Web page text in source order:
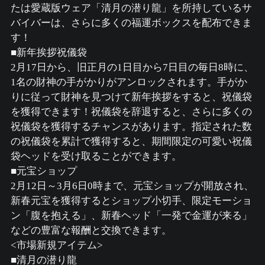
たは愛蔵版ウェア「清月の潜り龍」を所持しているサ
バイバーは、さらに多くの福運ボックスを配布できま
す！
■新年挨拶祝儀袋
2月17日から、旧正月の1日目から7日目の毎日8時に、
1名の財神の手がかりがアンロックされます。手がか
りに従って財神を見つけて新年挨拶をすると、祝儀袋
を獲得できます！祝儀袋を辞退すると、さらに多くの
祝儀袋を獲得するチャンスがあります。指定された数
の祝儀袋を累計で獲得すると、期間限定の可愛い祝儀
袋ヘッドを受け取ることができます。
■元宝ショップ
2月12日～3月6日0時まで、元宝ショップが開放され、
新春元宝を獲得するとショップ小切手、限定モーショ
ン「腹を抱える」、新春ヘッド「一発で金運が来る」
などの豊富な報酬と交換できます。
<市場新規アイテム>
■清月の潜り龍